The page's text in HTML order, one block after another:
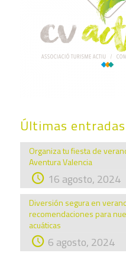
Últimas entradas
Organiza tu fiesta de
Aventura Valencia
16 agosto, 2024
Diversión segura en
recomendaciones para
acuáticas
6 agosto, 2024